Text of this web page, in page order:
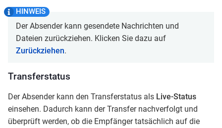
Der Absender kann gesendete Nachrichten und
Dateien zurückziehen. Klicken Sie dazu auf
Zurückziehen.
Transferstatus
Der Absender kann den Transferstatus als Live-Status
einsehen. Dadurch kann der Transfer nachverfolgt und
überprüft werden, ob die Empfänger tatsächlich auf die